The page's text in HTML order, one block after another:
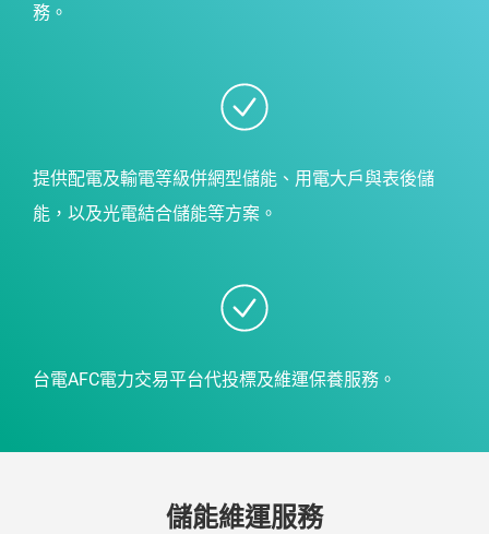
務。
提供配電及輸電等級併網型儲能、用電大戶與表後儲
能，以及光電結合儲能等方案。
台電AFC電力交易平台代投標及維運保養服務。
儲能維運服務